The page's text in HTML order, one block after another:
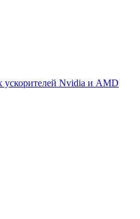
ускорителей Nvidia и AMD